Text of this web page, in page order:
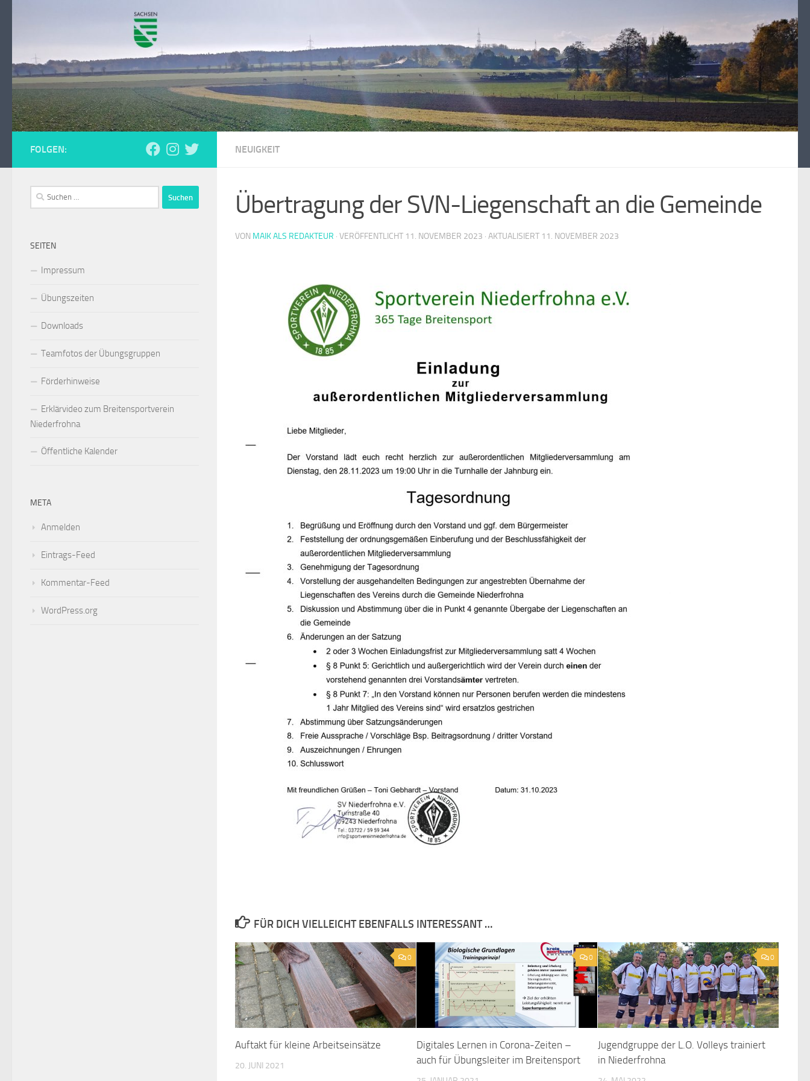
NEUIGKEIT
Übertragung der SVN-Liegenschaft an die Gemeinde
VON MAIK ALS REDAKTEUR · VERÖFFENTLICHT 11. NOVEMBER 2023 · AKTUALISIERT 11. NOVEMBER 2023
FÜR DICH VIELLEICHT EBENFALLS INTERESSANT …
0
Auftakt für kleine Arbeitseinsätze
20. JUNI 2021
0
Digitales Lernen in Corona-Zeiten –
auch für Übungsleiter im Breitensport
0
Jugendgruppe der L.O. Volleys trainiert
in Niederfrohna
FOLGEN:
Suchen
nach:
SEITEN
Impressum
Übungszeiten
Downloads
Teamfotos der Übungsgruppen
Förderhinweise
Erklärvideo zum Breitensportverein
Niederfrohna
Öffentliche Kalender
META
Anmelden
Eintrags-Feed
Kommentar-Feed
WordPress.org